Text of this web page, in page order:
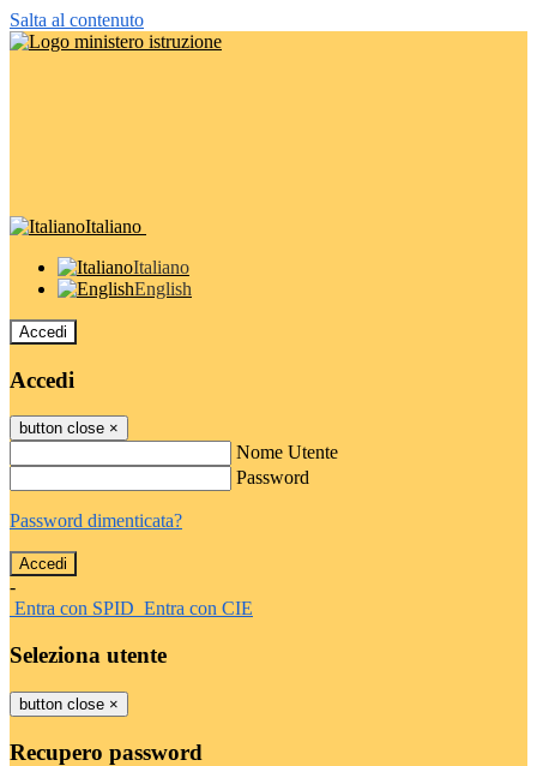
Salta al contenuto
Italiano
Italiano
English
Accedi
Accedi
button close ×
Nome Utente
Password
Password dimenticata?
-
Entra con SPID Entra con CIE
Seleziona utente
button close ×
Recupero password